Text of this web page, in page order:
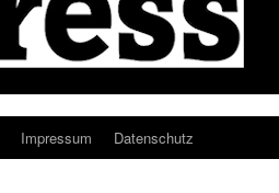
Impressum Datenschutz